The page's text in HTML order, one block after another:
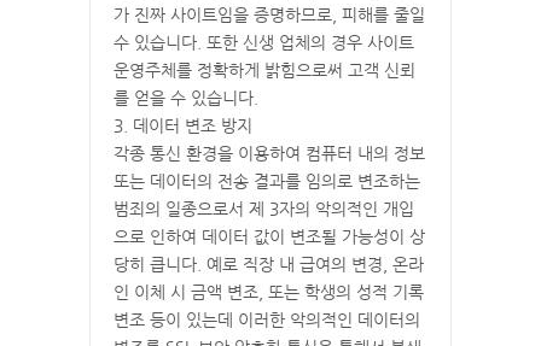
가 진짜 사이트임을 증명하므로, 피해를 줄일
수 있습니다. 또한 신생 업체의 경우 사이트
운영주체를 정확하게 밝힘으로써 고객 신뢰
를 얻을 수 있습니다.
3. 데이터 변조 방지
각종 통신 환경을 이용하여 컴퓨터 내의 정보
또는 데이터의 전송 결과를 임의로 변조하는
범죄의 일종으로서 제 3자의 악의적인 개입
으로 인하여 데이터 값이 변조될 가능성이 상
당히 큽니다. 예로 직장 내 급여의 변경, 온라
인 이체 시 금액 변조, 또는 학생의 성적 기록
변조 등이 있는데 이러한 악의적인 데이터의